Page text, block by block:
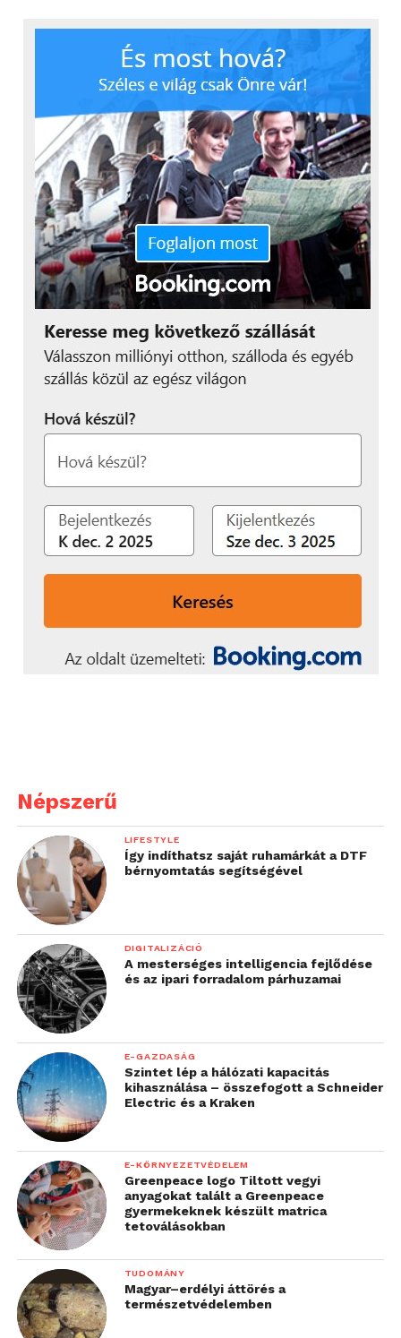
Népszerű
LIFESTYLE
Így indíthatsz saját ruhamárkát a DTF
bérnyomtatás segítségével
DIGITALIZÁCIÓ
A mesterséges intelligencia fejlődése
és az ipari forradalom párhuzamai
E-GAZDASÁG
Szintet lép a hálózati kapacitás
kihasználása – összefogott a Schneider
Electric és a Kraken
E-KÖRNYEZETVÉDELEM
Greenpeace logo Tiltott vegyi
anyagokat talált a Greenpeace
gyermekeknek készült matrica
tetoválásokban
TUDOMÁNY
Magyar–erdélyi áttörés a
természetvédelemben